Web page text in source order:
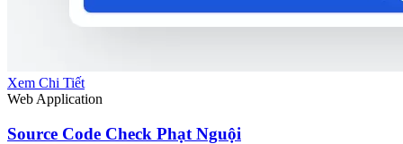
Xem Chi Tiết
Web Application
Source Code Check Phạt Nguội